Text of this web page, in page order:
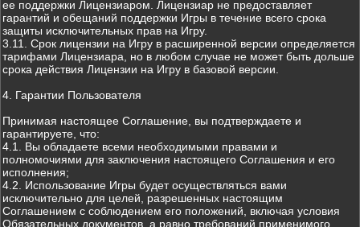
ее поддержки Лицензиаром. Лицензиар не предоставляет
гарантий и обещаний поддержки Игры в течение всего срока
защиты исключительных прав на Игру.
3.11. Срок лицензии на Игру в расширенной версии определяется
тарифами Лицензиара, но в любом случае не может быть дольше
срока действия Лицензии на Игру в базовой версии.
4. Гарантии Пользователя
Принимая настоящее Соглашение, вы подтверждаете и
гарантируете, что:
4.1. Вы обладаете всеми необходимыми правами и
полномочиями для заключения настоящего Соглашения и его
исполнения;
4.2. Использование Игры будет осуществляться вами
исключительно для целей, разрешенных настоящим
Соглашением с соблюдением его положений, включая условия
Обязательных документов, а равно требований применимого